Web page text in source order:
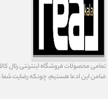
تمامى محصولات فروشگاه اينترنتى رئال
ضامن اين ادعا هستيم، چونكه رضايت